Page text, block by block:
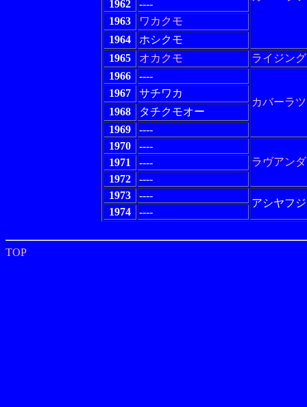
1962
----
1963
ワカクモ
1964
ホシクモ
1965
オカクモ
ライジン
1966
----
カバーラ
1967
サチワカ
1968
タチクモオー
1969
----
1970
----
ラヴアン
1971
----
1972
----
1973
----
アシヤフジ
1974 ----
TOP